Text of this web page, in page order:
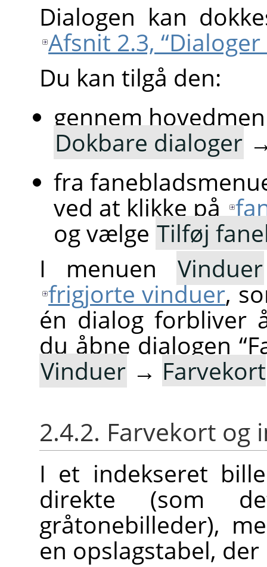
Dialogen kan
Afsnit 2.3,
Du kan tilgå den:
gennem
Dokbare dialoger
fra
ved at klikke på
og vælge Tilføj
I menuen Vinduer
frigjorte vinduer,
én dialog forbliver
du åbne dialogen “
Vinduer → Farvekort
2.4.2. Farvekort og
I et indekseret
direkte (som
gråtonebilleder),
en opslagstabel,